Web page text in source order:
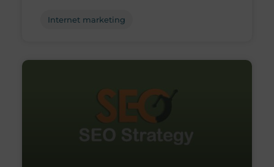
Internet marketing